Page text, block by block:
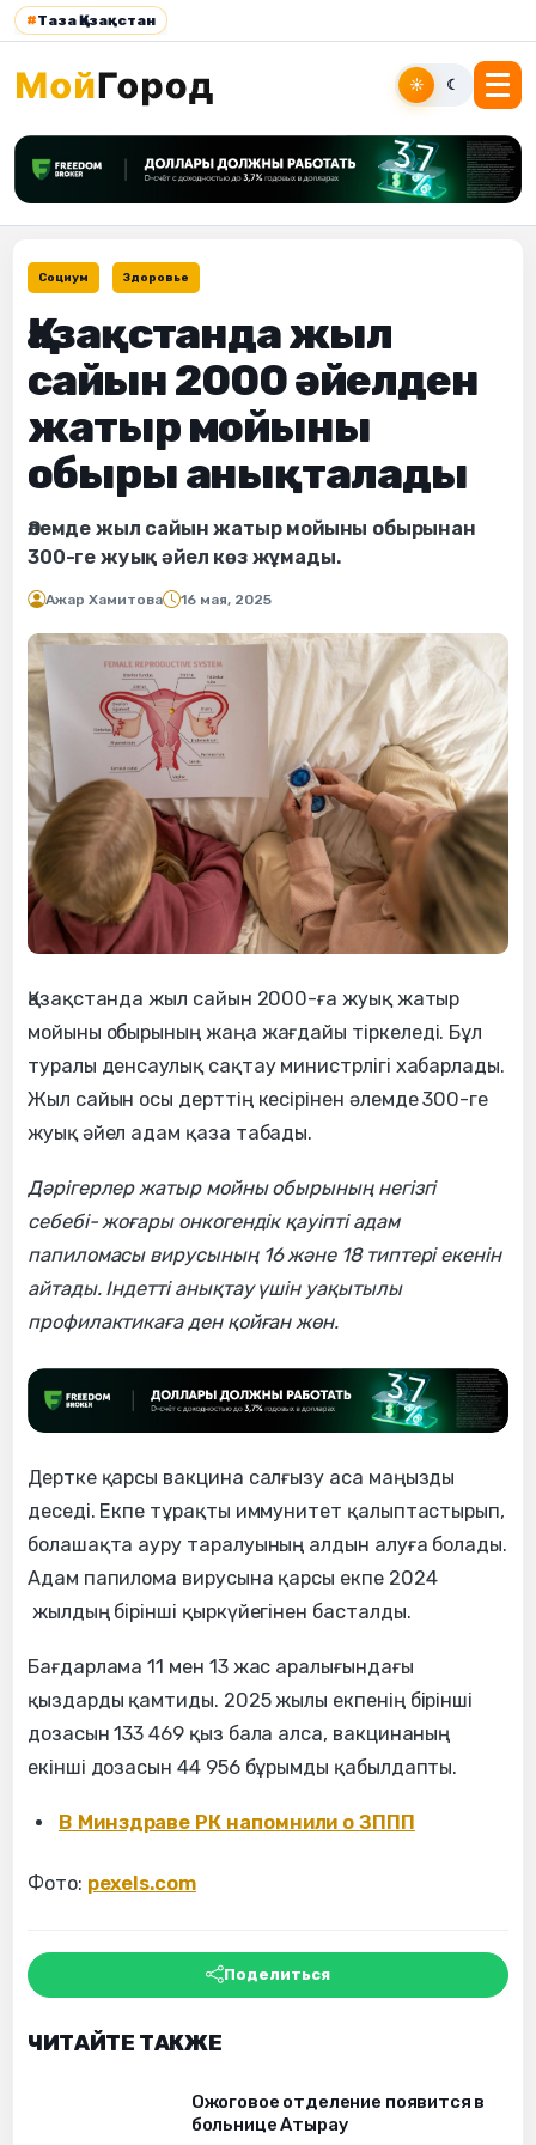
#Таза Қазақстан
☀ ☾
Социум Здоровье
Қазақстанда жыл
сайын 2000 әйелден
жатыр мойыны
обыры анықталады
Әлемде жыл сайын жатыр мойыны обырынан
300-ге жуық әйел көз жұмады.
Ажар Хамитова 16 мая, 2025
Қазақстанда жыл сайын 2000-ға жуық жатыр
мойыны обырының жаңа жағдайы тіркеледі. Бұл
туралы денсаулық сақтау министрлігі хабарлады.
Жыл сайын осы дерттің кесірінен әлемде 300-ге
жуық әйел адам қаза табады.
Дәрігерлер жатыр мойны обырының негізгі
себебі- жоғары онкогендік қауіпті адам
папиломасы вирусының 16 және 18 типтері екенін
айтады. Індетті анықтау үшін уақытылы
профилактикаға ден қойған жөн.
Дертке қарсы вакцина салғызу аса маңызды
деседі. Екпе тұрақты иммунитет қалыптастырып,
болашақта ауру таралуының алдын алуға болады.
Адам папилома вирусына қарсы екпе 2024
жылдың бірінші қыркүйегінен басталды.
Бағдарлама 11 мен 13 жас аралығындағы
қыздарды қамтиды. 2025 жылы екпенің бірінші
дозасын 133 469 қыз бала алса, вакцинаның
екінші дозасын 44 956 бұрымды қабылдапты.
В Минздраве РК напомнили о ЗППП
Фото: pexels.com
Поделиться
ЧИТАЙТЕ ТАКЖЕ
Ожоговое отделение появится в
больнице Атырау